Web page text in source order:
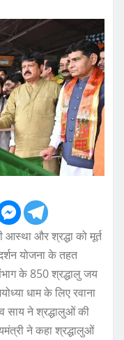
आस्था और श्रद्धा को मूर्त
योजना के तहत
के 850 श्रद्धालु जय
धाम के लिए रवाना
साय ने श्रद्धालुओं की
ने कहा श्रद्धालुओं